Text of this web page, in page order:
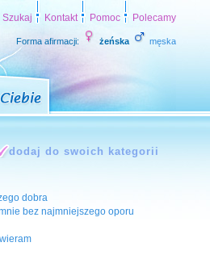
Szukaj Kontakt Pomoc Polecamy
Forma afirmacji: żeńska męska
dobra
bez najmniejszego oporu